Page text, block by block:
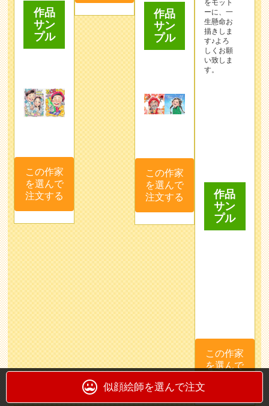
作品
サン
プル
この作家
を選んで
注文する
作品
サン
プル
この作家
を選んで
注文する
をモット
ーに、一
生懸命お
描きしま
す♪よろ
しくお願
い致しま
す。
サン
プル
を選んで
注文する
トマ
ワン
quince
yuna
似顔絵師を選んで注文